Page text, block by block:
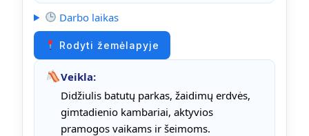
Darbo laikas
Rodyti žemėlapyje
Veikla:
Didžiulis batutų parkas, žaidimų erdvės,
gimtadienio kambariai, aktyvios
pramogos vaikams ir šeimoms.